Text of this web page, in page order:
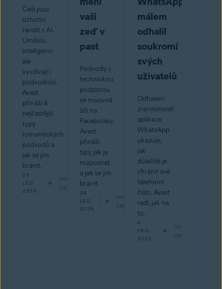
Češi jsou
ochotní
randit s AI.
Umělou
inteligenci
ale
využívají i
podvodníci.
Avast
přináší 4
nejčastější
typy
romantických
podvodů a
jak se jim
bránit.
29
LED
2026
min
čtení
vaši
zeď v
past
Podvody s
technickou
podporou
se masivně
šíří na
Facebooku.
Avast
přináší
tipy, jak je
rozpoznat
a jak se jim
bránit.
26
LED
2026
min
čtení
málem
odhalil
soukromí
svých
uživatelů
Odhalení
zranitelnosti
aplikace
WhatsApp
ukazuje,
jak
důležité je
chránit své
telefonní
číslo. Avast
radí, jak na
to.
4
PRO
2025
min
čtení